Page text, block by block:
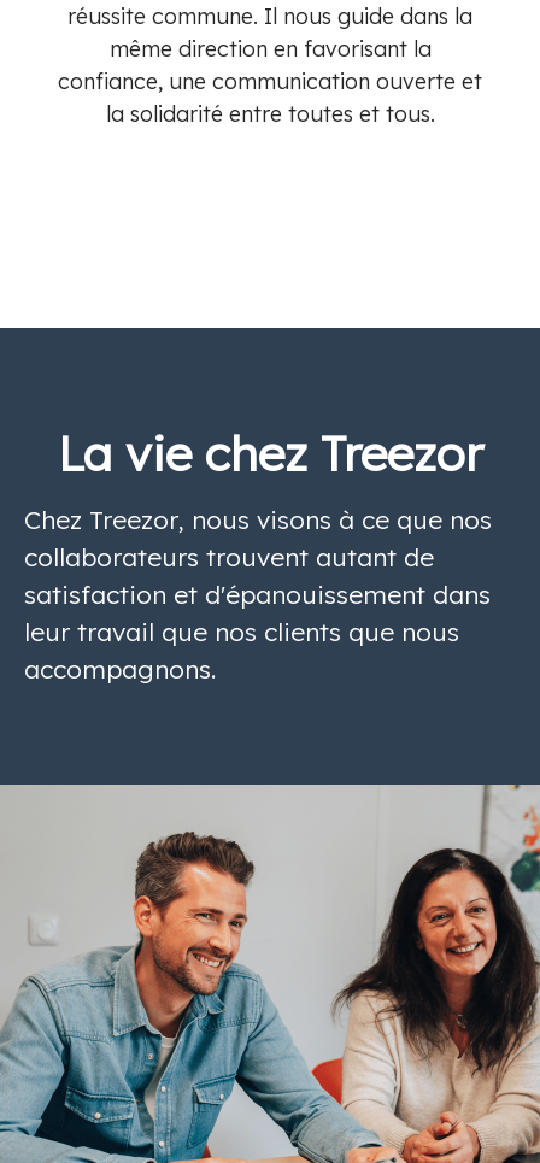
réussite commune. Il nous guide dans la
même direction en favorisant la
confiance, une communication ouverte et
la solidarité entre toutes et tous.
La vie chez Treezor
Chez Treezor, nous visons à ce que nos
collaborateurs trouvent autant de
satisfaction et d'épanouissement dans
leur travail que nos clients que nous
accompagnons.